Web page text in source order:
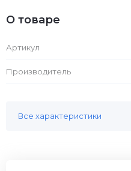
О товаре
Артикул
Производитель
Все характеристики